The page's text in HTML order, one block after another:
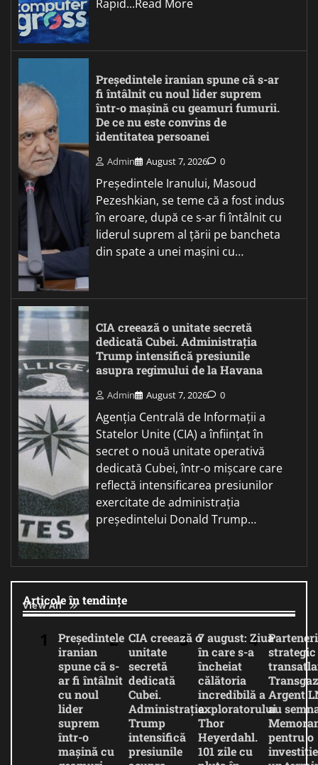
Rapid...Read More
Președintele iranian spune că s-ar
fi întâlnit cu noul lider suprem
într-o mașină cu geamuri fumurii.
De ce nu este convins de
identitatea persoanei
Admin August 7, 2026 0
Președintele Iranului, Masoud
Pezeshkian, se teme că a fost indus
în eroare, după ce s-ar fi întâlnit cu
liderul suprem al țării pe bancheta
din spate a unei mașini cu…
CIA creează o unitate secretă
dedicată Cubei. Administrația
Trump intensifică presiunile
asupra regimului de la Havana
Admin August 7, 2026 0
Agenția Centrală de Informații a
Statelor Unite (CIA) a înființat în
secret o nouă unitate operativă
dedicată Cubei, într-o mișcare care
reflectă intensificarea presiunilor
exercitate de administrația
președintelui Donald Trump…
Articole în tendințe
View All
Președintele
iranian
spune că s-
ar fi întâlnit
cu noul
lider
suprem
într-o
mașină cu
CIA creează o
unitate
secretă
dedicată
Cubei.
Administrația
Trump
intensifică
presiunile
7 august: Ziua
în care s-a
încheiat
călătoria
incredibilă a
exploratorului
Thor
Heyerdahl.
101 zile cu
strategic
Argent
au
pentru o